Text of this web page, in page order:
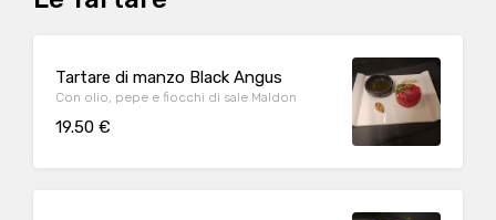
Tartare di manzo Black Angus
Con olio, pepe e fiocchi di sale Maldon
19.50 €